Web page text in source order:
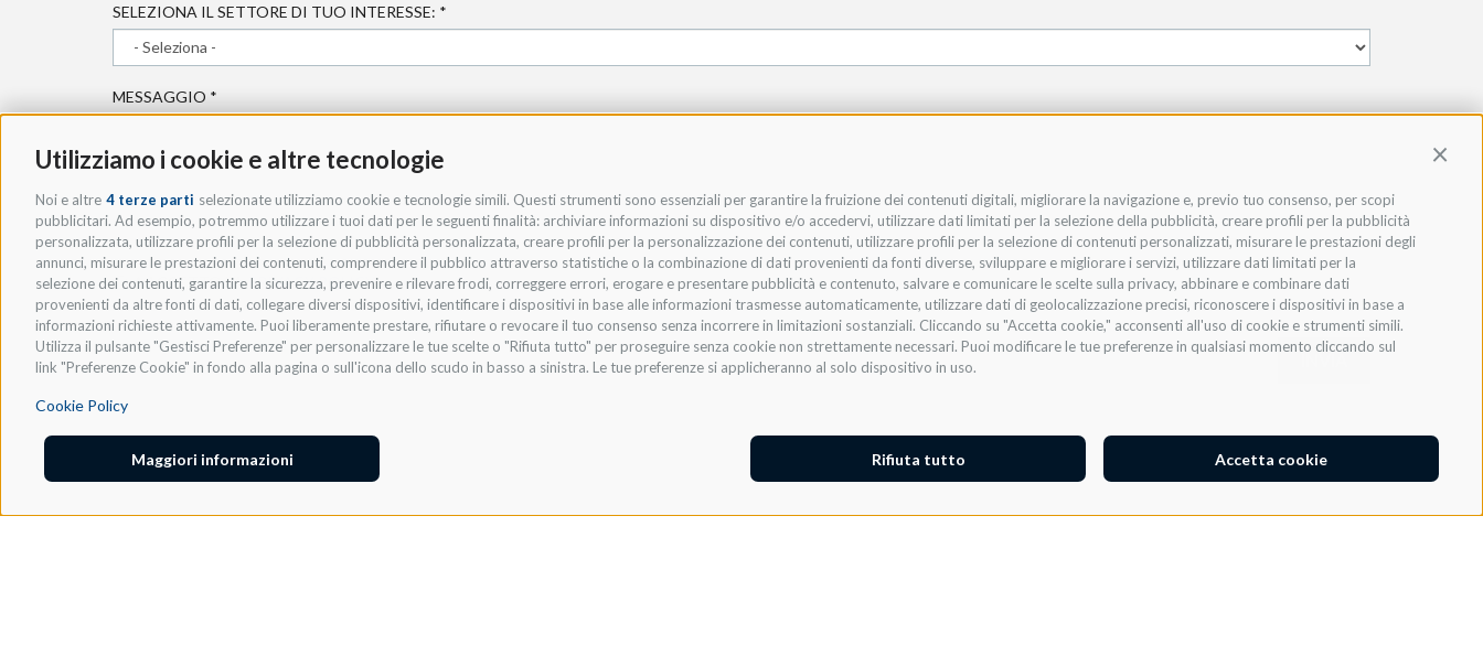
Utilizziamo i cookie e altre tecnologie
Noi e altre 4 terze parti selezionate utilizziamo cookie e tecnologie simili. Questi strumenti sono essenziali per garantire la fruizione dei contenuti digitali, migliorare la navigazione e, previo tuo consenso, per scopi
pubblicitari. Ad esempio, potremmo utilizzare i tuoi dati per le seguenti finalità: archiviare informazioni su dispositivo e/o accedervi, utilizzare dati limitati per la selezione della pubblicità, creare profili per la pubblicità
personalizzata, utilizzare profili per la selezione di pubblicità personalizzata, creare profili per la personalizzazione dei contenuti, utilizzare profili per la selezione di contenuti personalizzati, misurare le prestazioni degli
annunci, misurare le prestazioni dei contenuti, comprendere il pubblico attraverso statistiche o la combinazione di dati provenienti da fonti diverse, sviluppare e migliorare i servizi, utilizzare dati limitati per la
selezione dei contenuti, garantire la sicurezza, prevenire e rilevare frodi, correggere errori, erogare e presentare pubblicità e contenuto, salvare e comunicare le scelte sulla privacy, abbinare e combinare dati
provenienti da altre fonti di dati, collegare diversi dispositivi, identificare i dispositivi in base alle informazioni trasmesse automaticamente, utilizzare dati di geolocalizzazione precisi, riconoscere i dispositivi in base a
informazioni richieste attivamente. Puoi liberamente prestare, rifiutare o revocare il tuo consenso senza incorrere in limitazioni sostanziali. Cliccando su "Accetta cookie," acconsenti all'uso di cookie e strumenti simili.
Utilizza il pulsante "Gestisci Preferenze" per personalizzare le tue scelte o "Rifiuta tutto" per proseguire senza cookie non strettamente necessari. Puoi modificare le tue preferenze in qualsiasi momento cliccando sul
link "Preferenze Cookie" in fondo alla pagina o sull'icona dello scudo in basso a sinistra. Le tue preferenze si applicheranno al solo dispositivo in uso.
Cookie Policy
Accetta cookie
Rifiuta tutto
Maggiori informazioni
SELEZIONA IL SETTORE DI TUO INTERESSE: *
MESSAGGIO *
* ACCETTO LAPRIVACY POLICY.